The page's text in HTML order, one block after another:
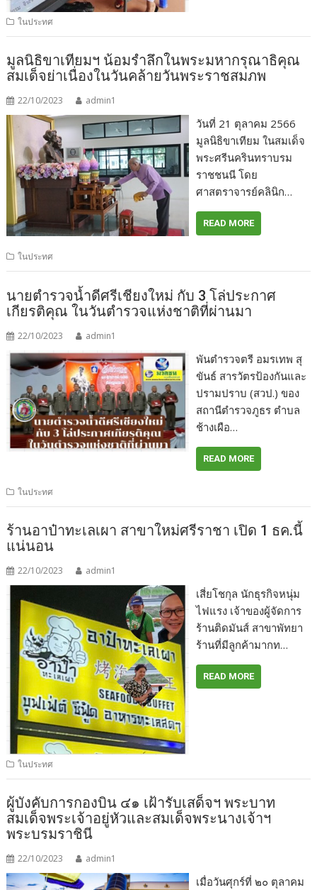
ในประทศ
มูลนิธิขาเทียมฯ น้อมรำลึกในพระมหากรุณาธิคุณ
สมเด็จย่าเนื่องในวันคล้ายวันพระราชสมภพ
22/10/2023 admin1
วันที่ 21 ตุลาคม 2566
มูลนิธิขาเทียม ในสมเด็จ
พระศรีนครินทราบรม
ราชชนนี โดย
ศาสตราจารย์คลินิก…
READ MORE
ในประทศ
นายตำรวจน้ำดีศรีเชียงใหม่ กับ 3 โล่ประกาศ
เกียรติคุณ ในวันตำรวจแห่งชาติที่ผ่านมา
22/10/2023 admin1
พันตำรวจตรี อมรเทพ สุ
ขันธ์ สารวัตรป้องกันและ
ปรามปราบ (สวป.) ของ
สถานีตำรวจภูธร ตำบล
ช้างเผือ…
READ MORE
ในประทศ
ร้านอาป๋าทะเลเผา สาขาใหม่ศรีราชา เปิด 1 ธค.นี้
แน่นอน
22/10/2023 admin1
เสี่ยโชกุล นักธุรกิจหนุ่ม
ไฟแรง เจ้าของผู้​จัดการ
ร้านติดมันส์ สาขาพัทยา
ร้านที่มีลูกค้ามากท…
READ MORE
ในประทศ
ผู้บังคับการกองบิน ๔๑ เฝ้ารับเสด็จฯ พระบาท
สมเด็จพระเจ้าอยู่หัวและสมเด็จพระนางเจ้าฯ
พระบรมราชินี
22/10/2023 admin1
เมื่อวันศุกร์ที่ ๒๐ ตุลาคม